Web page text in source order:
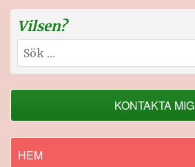
Vilsen?
Sök
efter:
KONTAKTA MIG
HEM